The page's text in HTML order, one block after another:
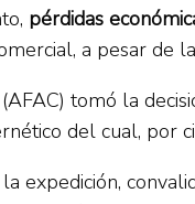
pérdidas
a pesar de
(AFAC) tomó la
del cual, por
expedición,